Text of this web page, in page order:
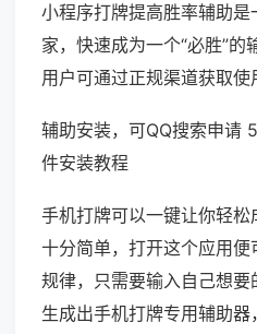
小程序打牌提高胜率辅助
家，快速成为一个“必胜”
用户可通过正规渠道获取使
辅助安装，可QQ搜索申请
件安装教程
手机打牌可以一键让你轻松
十分简单，打开这个应用
规律，只需要输入自己想
生成出手机打牌专用辅助